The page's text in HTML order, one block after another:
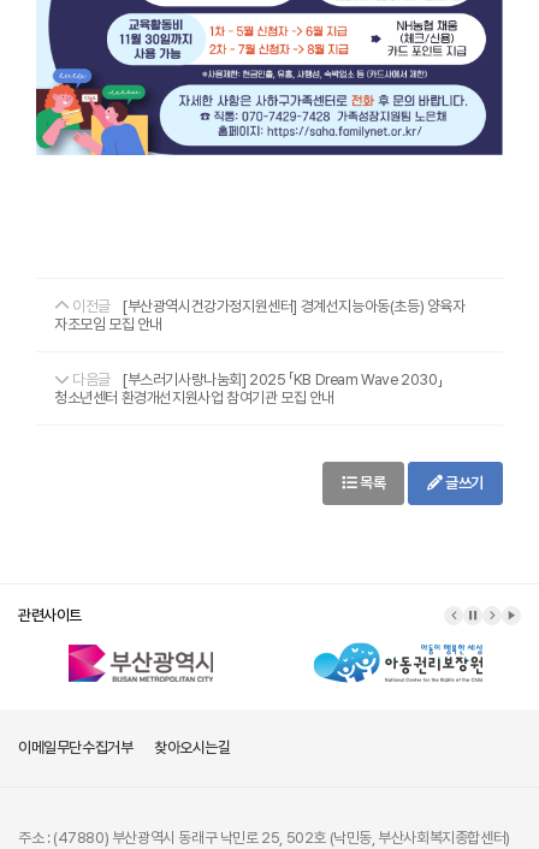
이전글
[부산광역시건강가정지원센터] 경계선지능아동(초등) 양육자
자조모임 모집 안내
다음글
[부스러기사랑나눔회] 2025 「KB Dream Wave 2030」
청소년센터 환경개선지원사업 참여기관 모집 안내
목록 글쓰기
관련사이트
이메일무단수집거부 찾아오시는길
주소 : (47880) 부산광역시 동래구 낙민로 25, 502호 (낙민동, 부산사회복지종합센터)